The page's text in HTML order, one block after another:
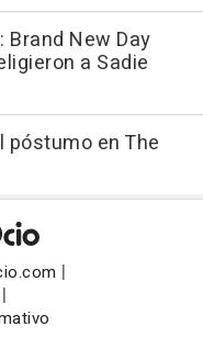
Brand New Day
a Sadie
póstumo en The
|
|